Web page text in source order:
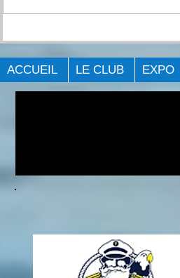
L'ÉVÉNEMENT Big Bass
Challenge - Cornwall 2021.
ACCUEIL LE CLUB EXPO